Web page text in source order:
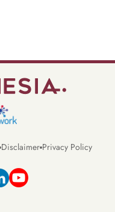
Disclaimer Privacy Policy